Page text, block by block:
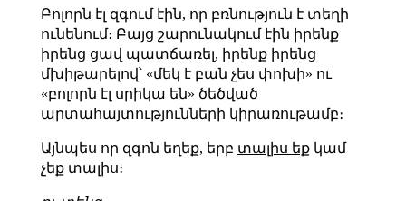
Բոլորն էլ զգում էին, որ բռնություն է տեղի
ունենում։ Բայց շարունակում էին իրենք
իրենց ցավ պատճառել, իրենք իրենց
մխիթարելով՝ «մեկ է բան չես փոխի» ու
«բոլորն էլ սրիկա են» ծեծված
արտահայտությունների կիրառութամբ։
Այնպես որ զգոն եղեք, երբ տալիս եքկամ
չեք տալիս։